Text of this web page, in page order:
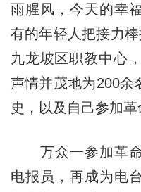
雨腥风，今天的幸
有的年轻人把接力
九龙坡区职教中心
声情并茂地为200余
史，以及自己参加革
万众一参加革命
电报员，再成为电